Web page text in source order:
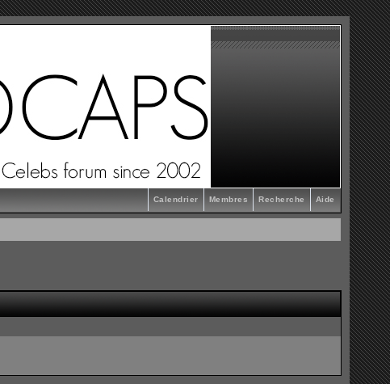
Aide
Recherche
Membres
Calendrier